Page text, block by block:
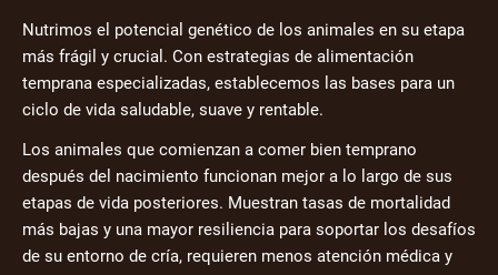
Nutrimos el potencial genético de los animales en su etapa
más frágil y crucial. Con estrategias de alimentación
temprana especializadas, establecemos las bases para un
ciclo de vida saludable, suave y rentable.
Los animales que comienzan a comer bien temprano
después del nacimiento funcionan mejor a lo largo de sus
etapas de vida posteriores. Muestran tasas de mortalidad
más bajas y una mayor resiliencia para soportar los desafíos
de su entorno de cría, requieren menos atención médica y